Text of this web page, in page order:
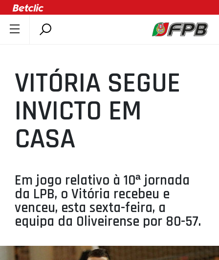
DOCUMENTOS
ÚLTIMAS
COMPETIÇÕES
ASSOCIAÇÕES
CLUBES
AGENTES
SELEÇÕES
MINIBASQUETE
ÁREA TÉCNICA
PROJETOS
LIGA BETCLIC MASCULINA
VITÓRIA SEGUE
INVICTO EM
CASA
Em jogo relativo à 10ª jornada
da LPB, o Vitória recebeu e
venceu, esta sexta-feira, a
equipa da Oliveirense por 80-57.